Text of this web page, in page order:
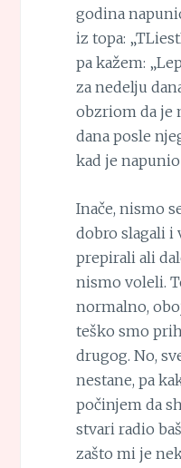
godina
iz topa:
pa kažem:
za nedelju
obzriom da je
dana posle
kad je
Inače, nismo
dobro slagali i
prepirali ali
nismo voleli.
normalno,
teško smo
drugog. No,
nestane, pa
počinjem da
stvari radio
zašto mi je